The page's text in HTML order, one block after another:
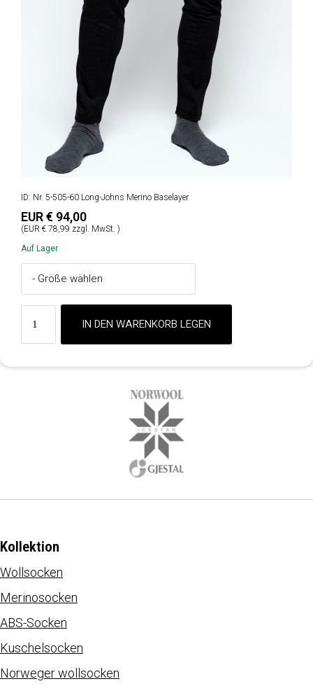
ID: Nr. 5-505-60 Long-Johns Merino Baselayer
EUR € 94,00
(EUR € 78,99 zzgl. MwSt. )
Auf Lager
Kollektion
Wollsocken
Merinosocken
ABS-Socken
Kuschelsocken
Norweger wollsocken